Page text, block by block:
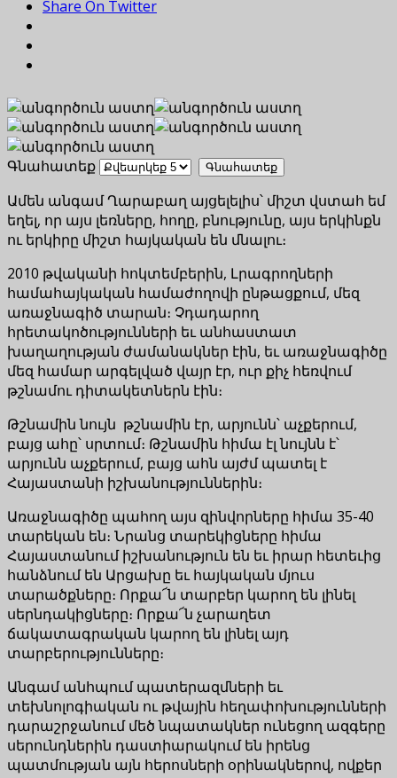
Share On Twitter
Գնահատեք
Ամեն անգամ Ղարաբաղ այցելելիս՝ միշտ վստահ եմ
եղել, որ այս լեռները, հողը, բնությունը, այս երկինքն
ու երկիրը միշտ հայկական են մնալու։
2010 թվականի հոկտեմբերին, Լրագրողների
համահայկական համաժողովի ընթացքում, մեզ
առաջնագիծ տարան։ Չդադարող
հրետակոծությունների եւ անհաստատ
խաղաղության ժամանակներ էին, եւ առաջնագիծը
մեզ համար արգելված վայր էր, ուր քիչ հեռվում
թշնամու դիտակետներն էին։
Թշնամին նույն թշնամին էր, արյունն՝ աչքերում,
բայց ահը՝ սրտում։ Թշնամին հիմա էլ նույնն է՝
արյունն աչքերում, բայց ահն այժմ պատել է
Հայաստանի իշխանություններին։
Առաջնագիծը պահող այս զինվորները հիմա 35-40
տարեկան են։ Նրանց տարեկիցները հիմա
Հայաստանում իշխանություն են եւ իրար հետեւից
հանձնում են Արցախը եւ հայկական մյուս
տարածքները։ Որքա՜ն տարբեր կարող են լինել
սերնդակիցները։ Որքա՜ն չարաղետ
ճակատագրական կարող են լինել այդ
տարբերությունները։
Անգամ անհպում պատերազմների եւ
տեխնոլոգիական ու թվային հեղափոխությունների
դարաշրջանում մեծ նպատակներ ունեցող ազգերը
սերունդներին դաստիարակում են իրենց
պատմության այն հերոսների օրինակներով, ովքեր